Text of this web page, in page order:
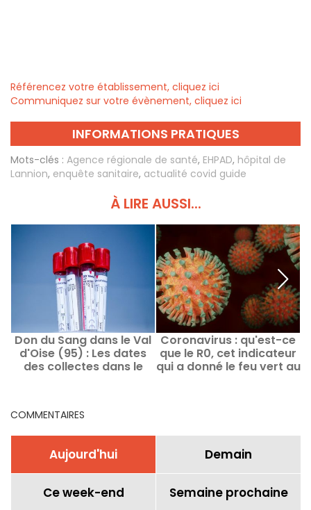
Référencez votre établissement, cliquez ici
Communiquez sur votre évènement, cliquez ici
INFORMATIONS PRATIQUES
Mots-clés : Agence régionale de santé, EHPAD, hôpital de
Lannion, enquête sanitaire, actualité covid guide
À LIRE AUSSI...
Don du Sang dans le Val
d'Oise (95) : Les dates
des collectes dans le
Coronavirus : qu'est-ce
que le R0, cet indicateur
qui a donné le feu vert au
COMMENTAIRES
Aujourd'hui Demain
Ce week-end Semaine prochaine